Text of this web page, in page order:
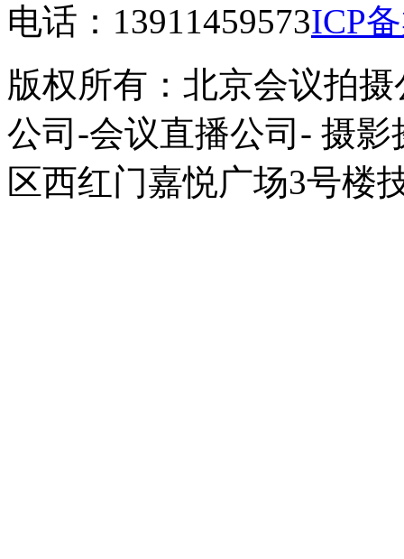
电话：13911459573ICP
版权所有：北京会议拍
公司-会议直播公司- 摄
区西红门嘉悦广场3号楼